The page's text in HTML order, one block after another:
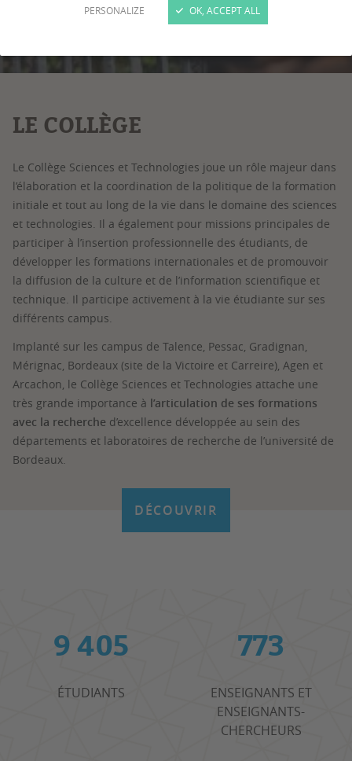
PERSONALIZE OK, ACCEPT ALL
LE COLLÈGE
Le Collège Sciences et Technologies joue un rôle majeur dans
l’élaboration et la coordination de la politique de la formation
initiale et tout au long de la vie dans le domaine des sciences
et technologies. Il a également pour missions principales de
participer à l’insertion professionnelle des étudiants, de
développer les formations internationales et de promouvoir
la diffusion de la culture et de l’information scientifique et
technique. Il participe activement à la vie étudiante sur ses
différents campus.
Implanté sur les campus de Talence, Pessac, Gradignan,
Mérignac, Bordeaux (site de la Victoire et Carreire), Agen et
Arcachon, le Collège Sciences et Technologies attache une
très grande importance à l’articulation de ses formations
avec la recherche d’excellence développée au sein des
départements et laboratoires de recherche de l’université de
Bordeaux.
DÉCOUVRIR
9 405
ÉTUDIANTS
773
ENSEIGNANTS ET
ENSEIGNANTS-
CHERCHEURS